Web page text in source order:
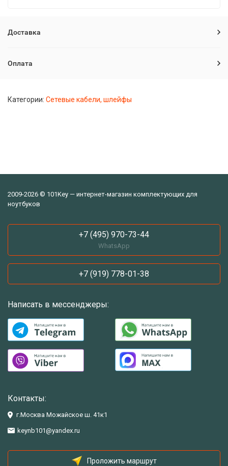
Доставка
Оплата
Категории: Сетевые кабели, шлейфы
2009-2026 © 101Key — интернет-магазин комплектующих для
ноутбуков
+7 (495) 970-73-44
WhatsApp
+7 (919) 778-01-38
Написать в мессенджеры:
Контакты:
г.Москва Можайское ш. 41к1
keynb101@yandex.ru
Проложить маршрут